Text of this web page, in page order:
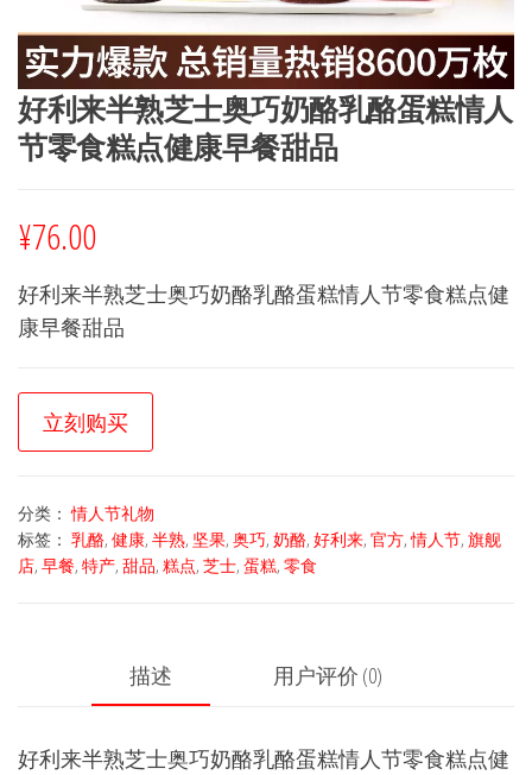
好利来半熟芝士奥巧奶酪乳酪蛋糕情人
节零食糕点健康早餐甜品
¥76.00
好利来半熟芝士奥巧奶酪乳酪蛋糕情人节零食糕点健
康早餐甜品
立刻购买
分类：情人节礼物
标签： 乳酪, 健康, 半熟, 坚果, 奥巧, 奶酪, 好利来, 官方,情人节, 旗舰
店, 早餐, 特产, 甜品, 糕点, 芝士, 蛋糕, 零食
描述 用户评价 (0)
好利来半熟芝士奥巧奶酪乳酪蛋糕情人节零食糕点健